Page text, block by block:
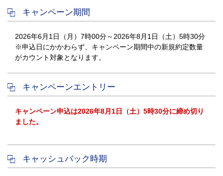
キャンペーン期間
2026年6月1日（月）7時00分～2026年8月1日（土）5時30分
※申込日にかかわらず、キャンペーン期間中の新規約定数量
がカウント対象となります。
キャンペーンエントリー
キャンペーン申込は2026年8月1日（土）5時30分に締め切り
ました。
キャッシュバック時期